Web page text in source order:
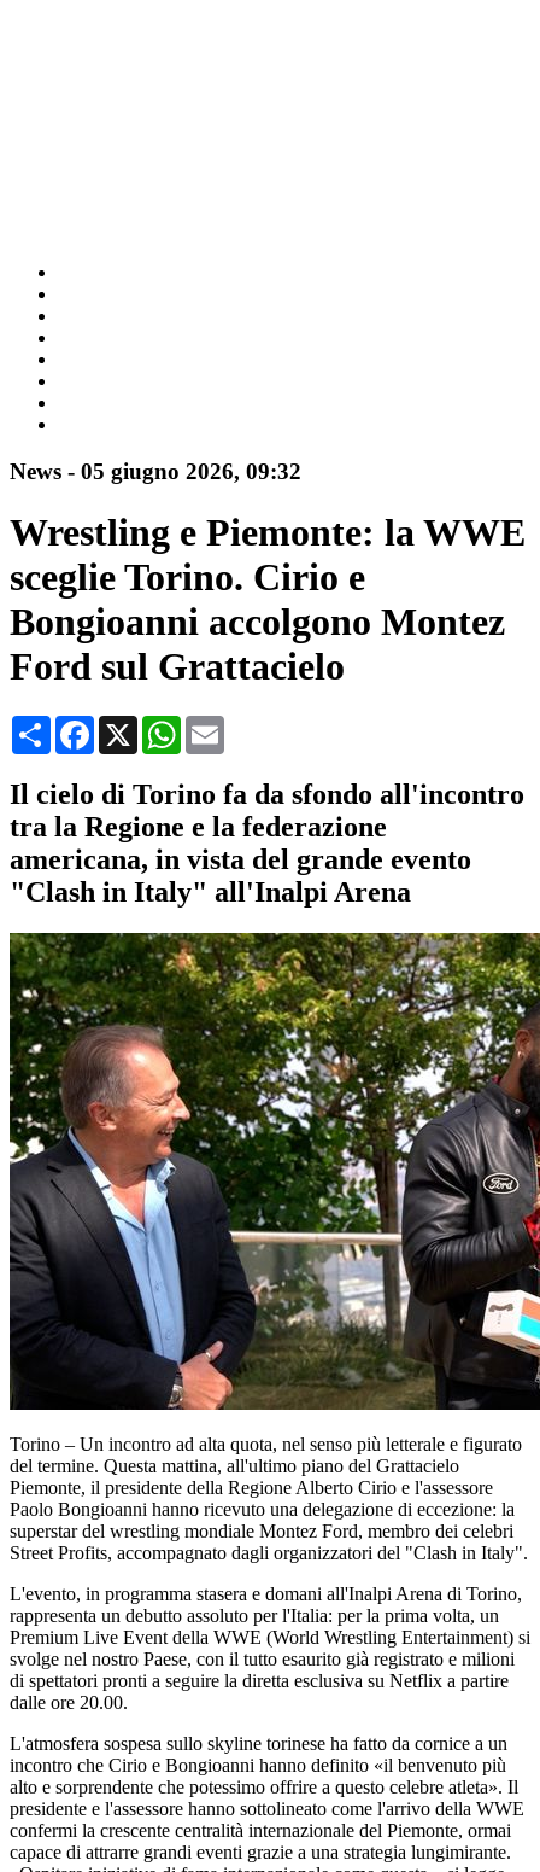
News - 05 giugno 2026, 09:32
Wrestling e Piemonte: la WWE
sceglie Torino. Cirio e
Bongioanni accolgono Montez
Ford sul Grattacielo
CondividiFacebook
X WhatsApp
Il cielo di Torino fa da sfondo all'incontro
tra la Regione e la federazione
americana, in vista del grande evento
"Clash in Italy" all'Inalpi Arena
Torino – Un incontro ad alta quota, nel senso più letterale e figurato
del termine. Questa mattina, all'ultimo piano del Grattacielo
Piemonte, il presidente della Regione Alberto Cirio e l'assessore
Paolo Bongioanni hanno ricevuto una delegazione di eccezione: la
superstar del wrestling mondiale Montez Ford, membro dei celebri
Street Profits, accompagnato dagli organizzatori del "Clash in Italy".
L'evento, in programma stasera e domani all'Inalpi Arena di Torino,
rappresenta un debutto assoluto per l'Italia: per la prima volta, un
Premium Live Event della WWE (World Wrestling Entertainment) si
svolge nel nostro Paese, con il tutto esaurito già registrato e milioni
di spettatori pronti a seguire la diretta esclusiva su Netflix a partire
dalle ore 20.00.
L'atmosfera sospesa sullo skyline torinese ha fatto da cornice a un
incontro che Cirio e Bongioanni hanno definito «il benvenuto più
alto e sorprendente che potessimo offrire a questo celebre atleta». Il
presidente e l'assessore hanno sottolineato come l'arrivo della WWE
confermi la crescente centralità internazionale del Piemonte, ormai
capace di attrarre grandi eventi grazie a una strategia lungimirante.